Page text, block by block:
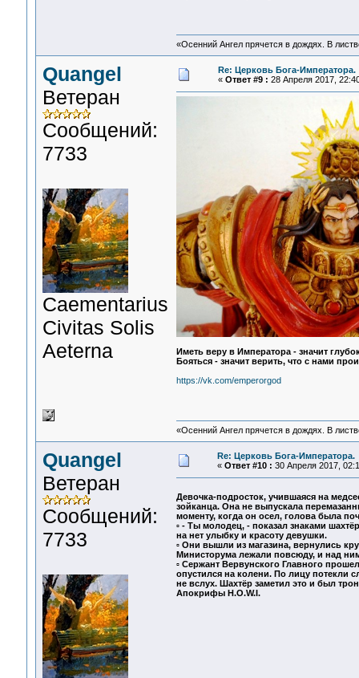
«Осенний Ангел прячется в дождях. В
Quangel
Ветеран
Сообщений:
7733
Сaementarius
Civitas Solis
Aeterna
Re: Церковь Бога-Императора.
« Ответ #9 : 28 Апреля 2017,
Иметь веру в Императора - значит
Бояться - значит верить, что с нами
https://vk.com/emperorgod
«Осенний Ангел прячется в дождях. В
Quangel
Ветеран
Сообщений:
7733
Re: Церковь Бога-Императора.
« Ответ #10 : 30 Апреля 2017,
Девочка-подросток, учившаяся на
зойканца. Она не выпускала
моменту, когда он осел, голова была
▫ - Ты молодец, - показал знаками
на нет улыбку и красоту девушки.
▫ Они вышли из магазина, вернулись
Министорума лежали повсюду, и над
▫ Сержант Вервунского Главного
опустился на колени. По лицу потекли
не вслух. Шахтёр заметил это и был
Апокрифы H.O.W.I.